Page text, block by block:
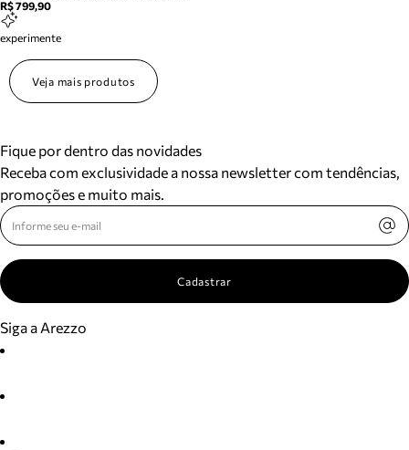
R$ 799,90
experimente
Veja mais produtos
Fique por dentro das novidades
Receba com exclusividade a nossa newsletter com tendências,
promoções e muito mais.
Cadastrar
Siga a Arezzo